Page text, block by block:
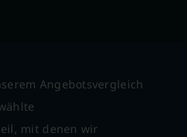
Angebotsvergleich
mit denen wir